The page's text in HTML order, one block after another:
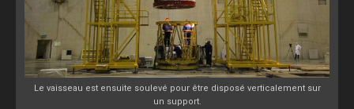
Le vaisseau est ensuite soulevé pour être disposé verticalement sur
un support.